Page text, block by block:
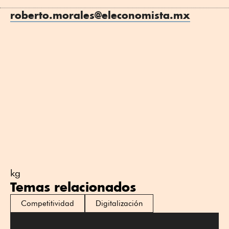
roberto.morales@eleconomista.mx
kg
Temas relacionados
Competitividad Digitalización